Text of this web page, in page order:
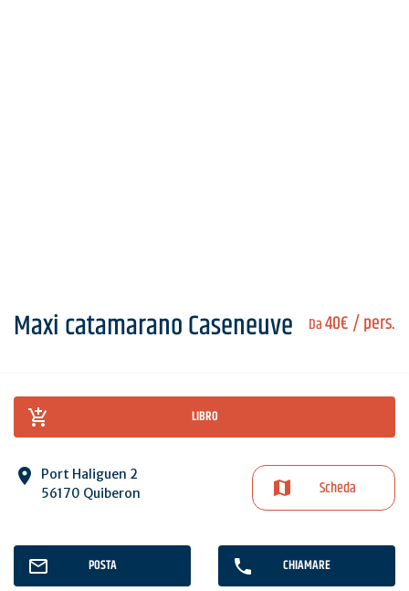
Da40€/ pers.
Maxi catamarano Caseneuve
LIBRO
Port Haliguen 2
56170 Quiberon
Scheda
POSTA CHIAMARE